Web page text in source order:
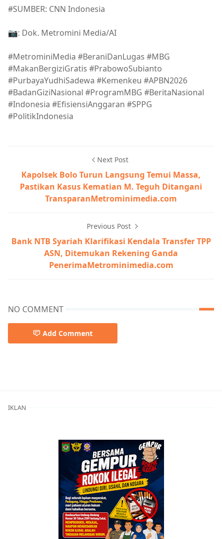
#SUMBER: CNN Indonesia
📷: Dok. Metromini Media/AI
#MetrominiMedia #BeraniDanLugas #MBG
#MakanBergiziGratis #PrabowoSubianto
#PurbayaYudhiSadewa #Kemenkeu #APBN2026
#BadanGiziNasional #ProgramMBG #BeritaNasional
#Indonesia #EfisiensiAnggaran #SPPG
#PolitikIndonesia
Next Post
Kapolsek Bolo Turun Langsung Temui Massa,
Pastikan Kasus Kematian M. Teguh Ditangani
TransparanMetrominimedia.com
Previous Post
Bank NTB Syariah Klarifikasi Kendala Transfer TPP
ASN, Ditemukan Rekening Ganda
PenerimaMetrominimedia.com
NO COMMENT
Add Comment
IKLAN